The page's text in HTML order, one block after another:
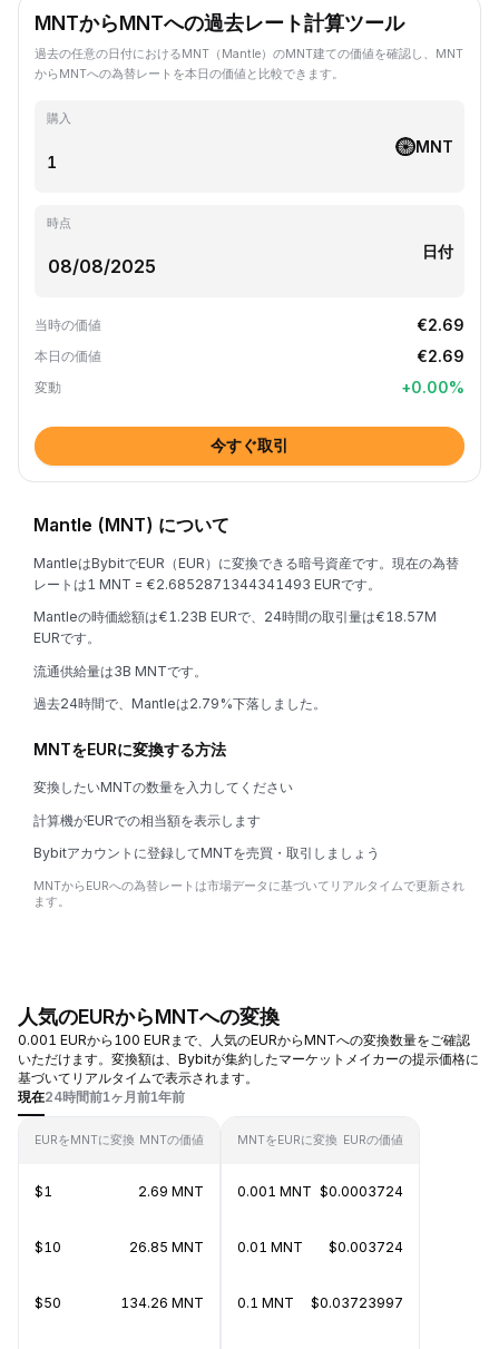
MNTからMNTへの過去レート計算ツール
過去の任意の日付におけるMNT（Mantle）のMNT建ての価値を確認し、MNT
からMNTへの為替レートを本日の価値と比較できます。
購入
MNT
時点
日付
当時の価値 €2.69
本日の価値 €2.69
変動 +0.00%
今すぐ取引
Mantle (MNT) について
MantleはBybitでEUR（EUR）に変換できる暗号資産です。現在の為替
レートは1 MNT = €2.6852871344341493 EURです。
Mantleの時価総額は€1.23B EURで、24時間の取引量は€18.57M
EURです。
流通供給量は3B MNTです。
過去24時間で、Mantleは2.79%下落しました。
MNTをEURに変換する方法
変換したいMNTの数量を入力してください
計算機がEURでの相当額を表示します
Bybitアカウントに登録してMNTを売買・取引しましょう
MNTからEURへの為替レートは市場データに基づいてリアルタイムで更新され
ます。
人気のEURからMNTへの変換
0.001 EURから100 EURまで、人気のEURからMNTへの変換数量をご確認
いただけます。変換額は、Bybitが集約したマーケットメイカーの提示価格に
基づいてリアルタイムで表示されます。
現在24時間前1ヶ月前1年前
EURをMNTに変換 MNTの価値
$1 2.69 MNT
$10 26.85 MNT
$50 134.26 MNT
MNTをEURに変換 EURの価値
0.001 MNT $0.0003724
0.01 MNT $0.003724
0.1 MNT $0.03723997